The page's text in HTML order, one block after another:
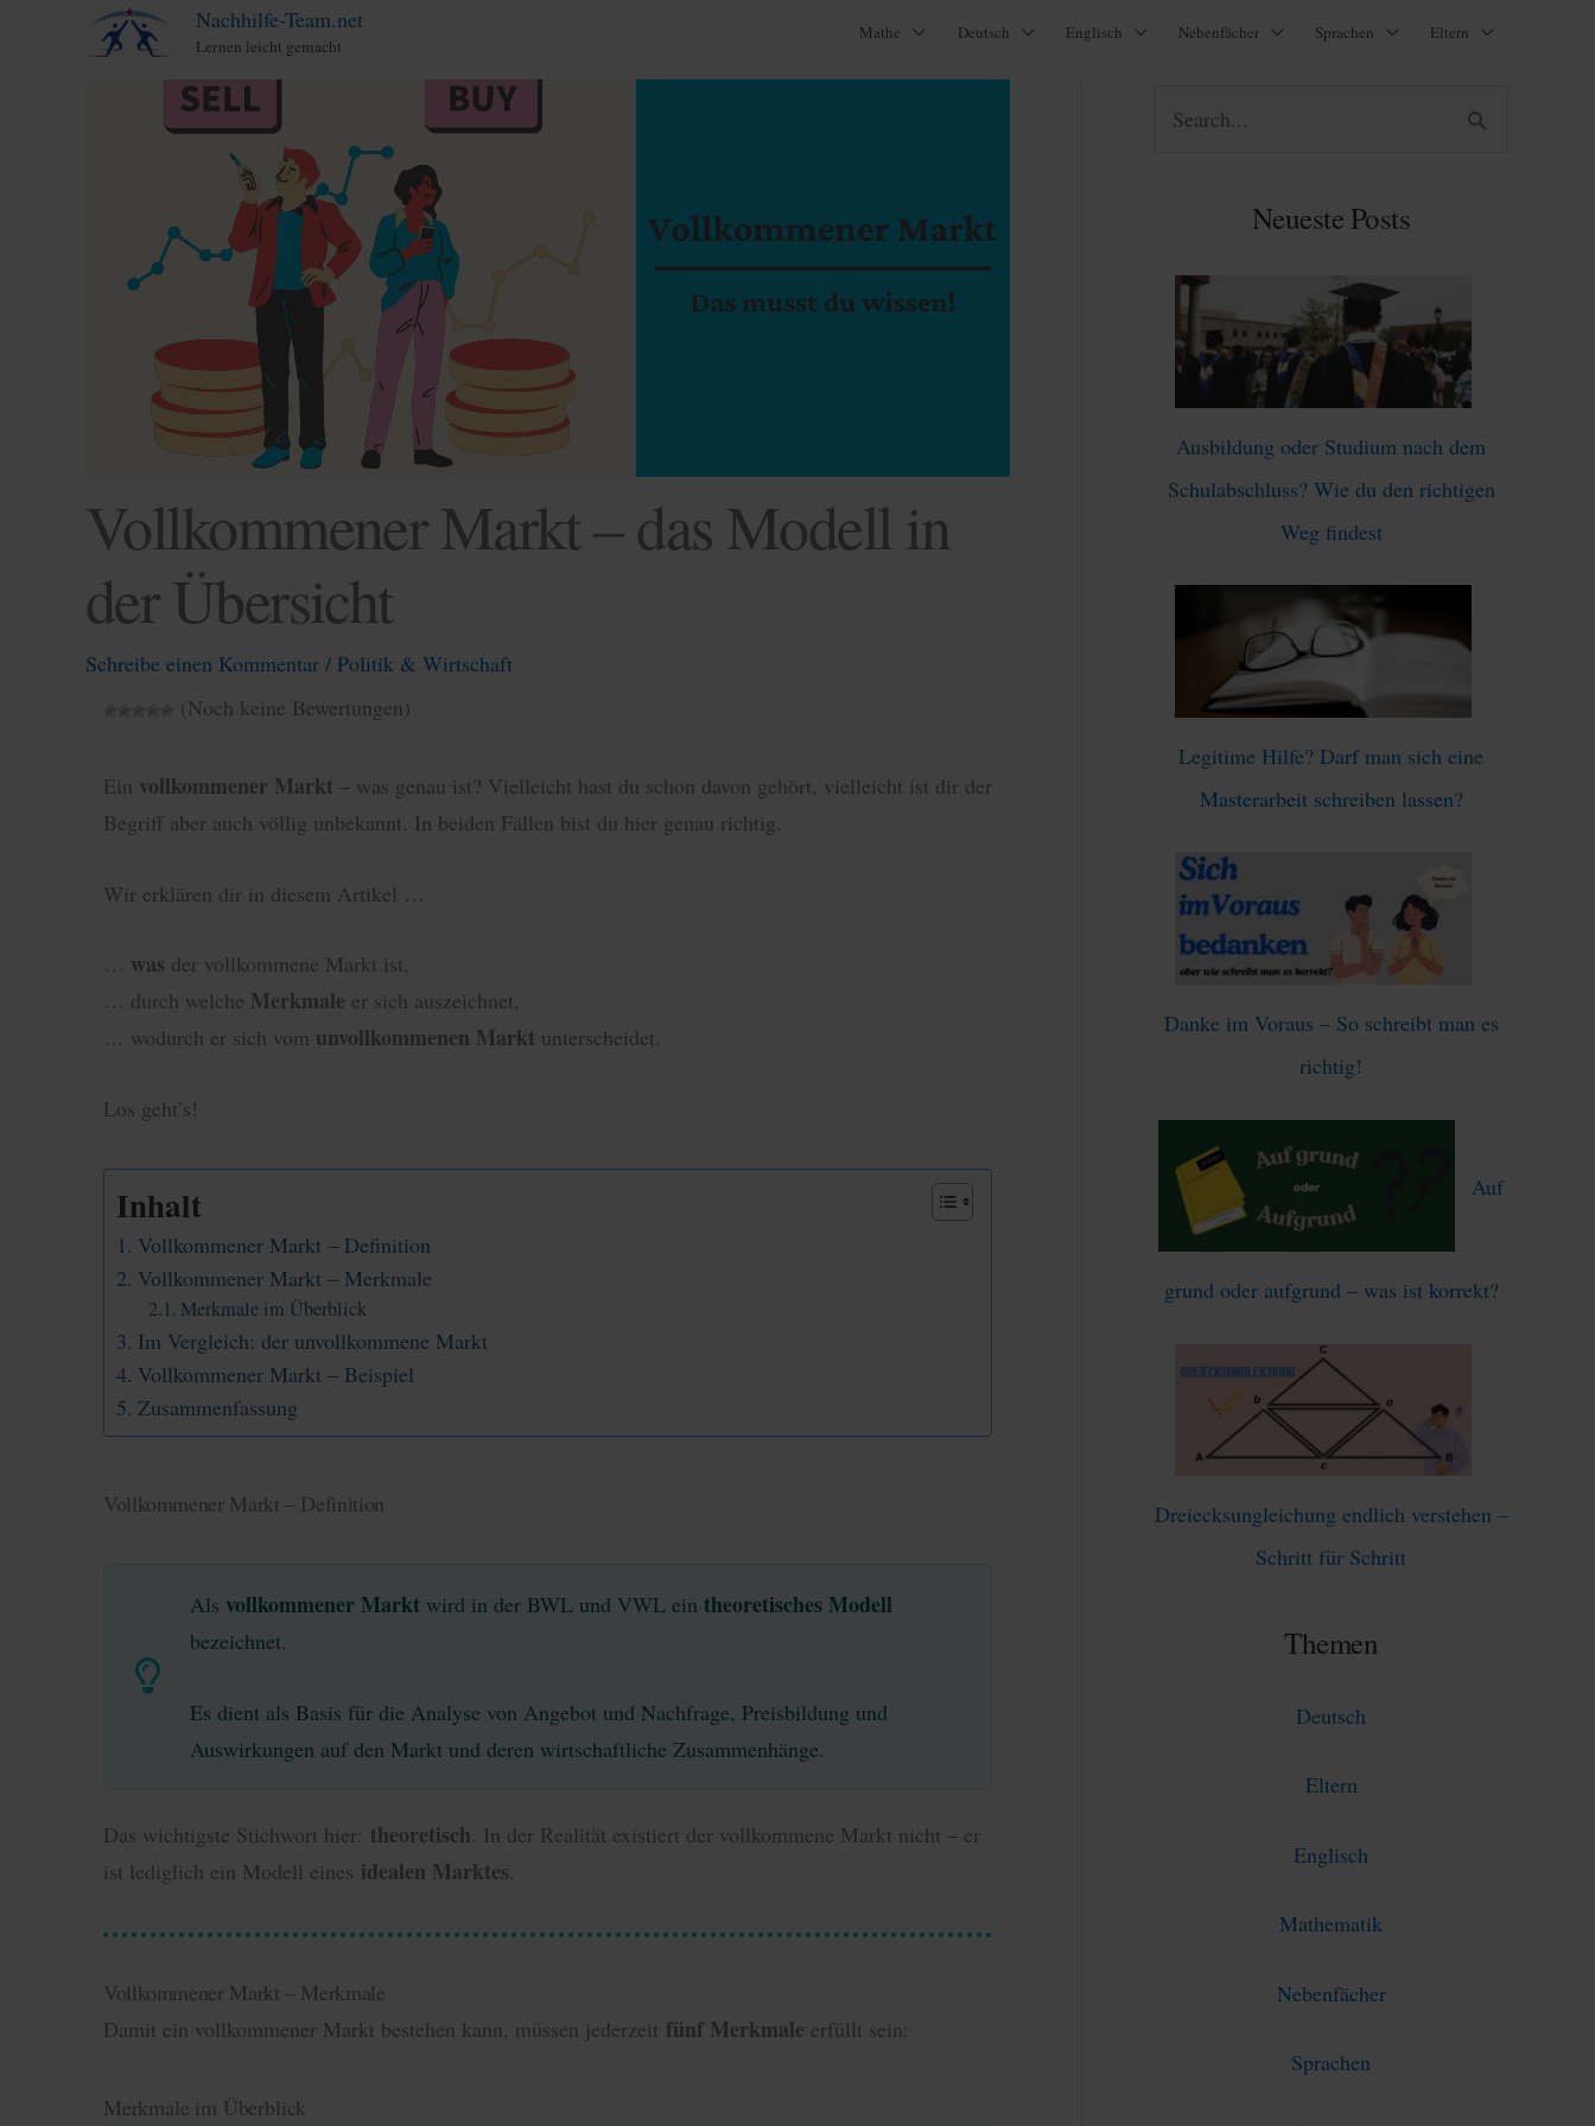
Nachhilfe-Team.net
Lernen leicht gemacht
Mathe Deutsch Englisch Nebenfächer Sprachen Eltern
Vollkommener Markt – das Modell in
der Übersicht
Schreibe einen Kommentar / Politik & Wirtschaft
(Noch keine Bewertungen)
Ein vollkommener Markt – was genau ist? Vielleicht hast du schon davon gehört, vielleicht ist dir der
Begriff aber auch völlig unbekannt. In beiden Fällen bist du hier genau richtig.
Wir erklären dir in diesem Artikel …
… was der vollkommene Markt ist,
… durch welche Merkmale er sich auszeichnet,
… wodurch er sich vom unvollkommenen Markt unterscheidet.
Los geht’s!
Inhalt
Vollkommener Markt – Definition
Vollkommener Markt – Merkmale
Merkmale im Überblick
Im Vergleich: der unvollkommene Markt
Vollkommener Markt – Beispiel
Zusammenfassung
Vollkommener Markt – Definition
Als vollkommener Markt wird in der BWL und VWL ein theoretisches Modell
bezeichnet.
Es dient als Basis für die Analyse von Angebot und Nachfrage, Preisbildung und
Auswirkungen auf den Markt und deren wirtschaftliche Zusammenhänge.
Das wichtigste Stichwort hier: theoretisch. In der Realität existiert der vollkommene Markt nicht – er
ist lediglich ein Modell eines idealen Marktes.
Vollkommener Markt – Merkmale
Damit ein vollkommener Markt bestehen kann, müssen jederzeit fünf Merkmale erfüllt sein:
Merkmale im Überblick
Neueste Posts
Ausbildung oder Studium nach dem
Schulabschluss? Wie du den richtigen
Weg findest
Legitime Hilfe? Darf man sich eine
Masterarbeit schreiben lassen?
Danke im Voraus – So schreibt man es
richtig!
Auf
grund oder aufgrund – was ist korrekt?
Dreiecksungleichung endlich verstehen –
Schritt für Schritt
Themen
Deutsch
Eltern
Englisch
Mathematik
Nebenfächer
Sprachen